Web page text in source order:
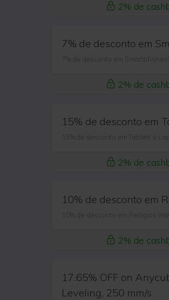
2% de
7% de desconto em
7% de desconto em Smartphones!
2% de
15% de desconto em
15% de desconto em Tablets e
2% de
10% de desconto em
10% de desconto em Relógios
2% de
17.65% OFF on
Leveling, 250 mm/s